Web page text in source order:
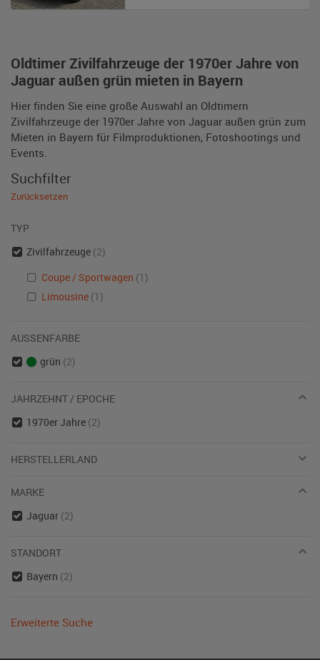
Oldtimer Zivilfahrzeuge der 1970er Jahre von
Jaguar außen grün mieten in Bayern
Hier finden Sie eine große Auswahl an Oldtimern
Zivilfahrzeuge der 1970er Jahre von Jaguar außen grün zum
Mieten in Bayern für Filmproduktionen, Fotoshootings und
Events.
Suchfilter
Zurücksetzen
TYP
Zivilfahrzeuge (2)
Coupe / Sportwagen (1)
Limousine (1)
AUSSENFARBE
grün (2)
JAHRZEHNT / EPOCHE
1970er Jahre (2)
HERSTELLERLAND
MARKE
Jaguar (2)
STANDORT
Bayern (2)
Erweiterte Suche